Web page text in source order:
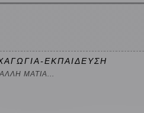
ΕΚΠΑΙΔΕΥΣΗ
ΜΑΤΙΑ...